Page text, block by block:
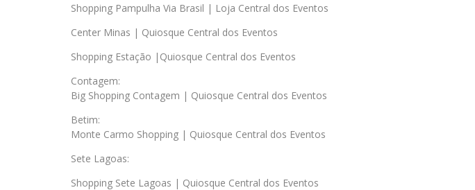
Shopping Pampulha Via Brasil | Loja Central dos Eventos
Center Minas | Quiosque Central dos Eventos
Shopping Estação |Quiosque Central dos Eventos
Contagem:
Big Shopping Contagem | Quiosque Central dos Eventos
Betim:
Monte Carmo Shopping | Quiosque Central dos Eventos
Sete Lagoas:
Shopping Sete Lagoas | Quiosque Central dos Eventos